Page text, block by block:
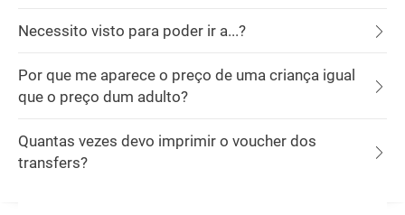
Necessito visto para poder ir a...?
Por que me aparece o preço de uma criança igual
que o preço dum adulto?
Quantas vezes devo imprimir o voucher dos
transfers?